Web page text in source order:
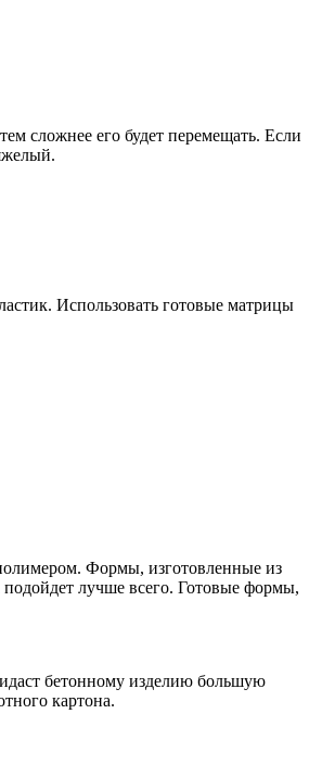
сложнее его будет перемещать. Если
Использовать готовые матрицы
Формы, изготовленные из
лучше всего. Готовые формы,
бетонному изделию большую
картона.